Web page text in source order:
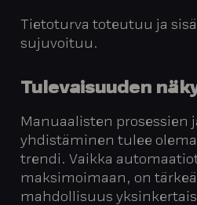
Tietoturva toteutuu ja
sujuvoituu.
Tulevaisuuden
Manuaalisten prosessien
yhdistäminen tulee
trendi. Vaikka
maksimoimaan, on
mahdollisuus